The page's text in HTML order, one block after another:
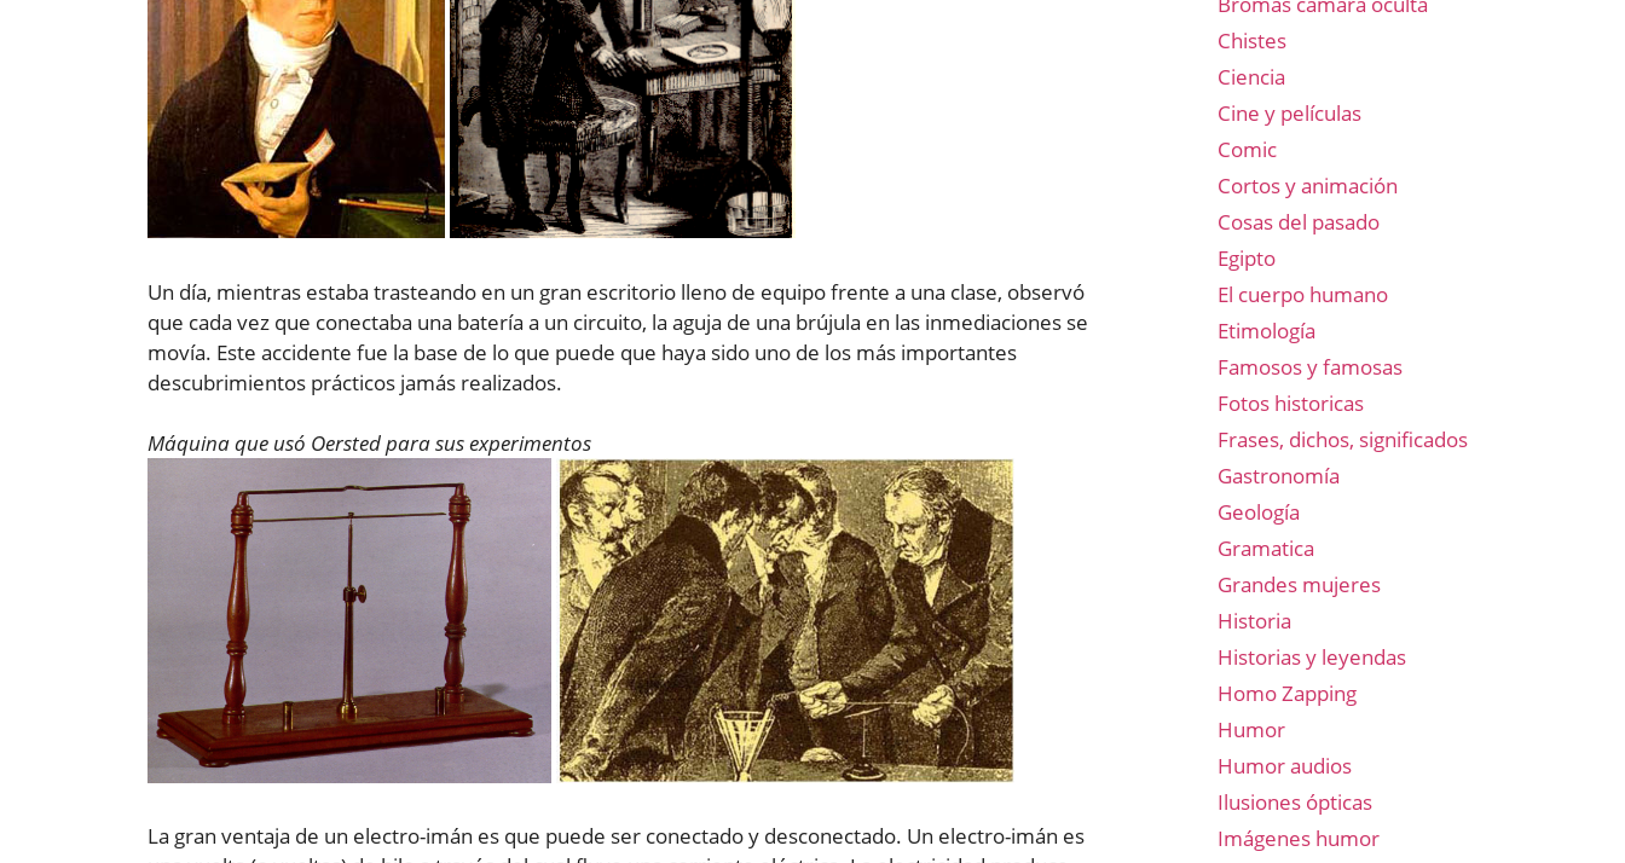
Un día, mientras estaba trasteando en un gran escritorio lleno de equipo frente a una clase, observó
que cada vez que conectaba una batería a un circuito, la aguja de una brújula en las inmediaciones se
movía. Este accidente fue la base de lo que puede que haya sido uno de los más importantes
descubrimientos prácticos jamás realizados.
Máquina que usó Oersted para sus experimentos
La gran ventaja de un electro-imán es que puede ser conectado y desconectado. Un electro-imán es
Chistes
Ciencia
Cine y películas
Comic
Cortos y animación
Cosas del pasado
Egipto
El cuerpo humano
Etimología
Famosos y famosas
Fotos historicas
Frases, dichos, significados
Gastronomía
Geología
Gramatica
Grandes mujeres
Historia
Historias y leyendas
Homo Zapping
Humor
Humor audios
Ilusiones ópticas
Imágenes humor